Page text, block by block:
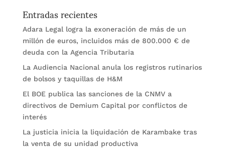
Entradas recientes
Adara Legal logra la exoneración de más de un
millón de euros, incluidos más de 800.000 € de
deuda con la Agencia Tributaria
La Audiencia Nacional anula los registros rutinarios
de bolsos y taquillas de H&M
El BOE publica las sanciones de la CNMV a
directivos de Demium Capital por conflictos de
interés
La justicia inicia la liquidación de Karambake tras
la venta de su unidad productiva